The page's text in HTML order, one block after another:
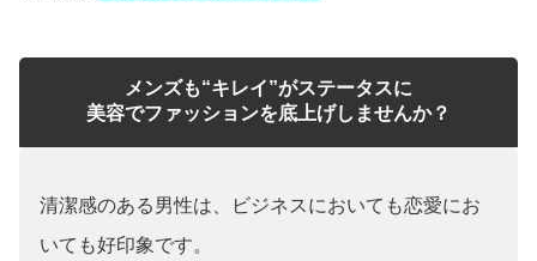
メンズも“キレイ”がステータスに
美容でファッションを底上げしませんか？
清潔感のある男性は、ビジネスにおいても恋愛にお
いても好印象です。